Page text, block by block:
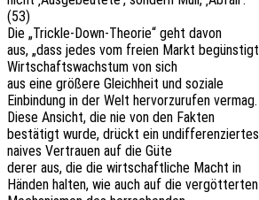
(53)
Die „Trick­le-Down-Theo­rie“ geht davon
aus, „dass jedes vom freien Markt
Wirt­schafts­wachs­tum von sich
aus eine größe­re Gleich­heit und soziale
Einbin­dung in der Welt hervor­zu­ru­fen vermag.
Diese Ansicht, die nie von den Fakten
bestä­tigt wurde, drückt ein
naives Vertrau­en auf die Güte
derer aus, die die wirt­schaft­li­che Macht in
Händen halten, wie auch auf die vergötterten